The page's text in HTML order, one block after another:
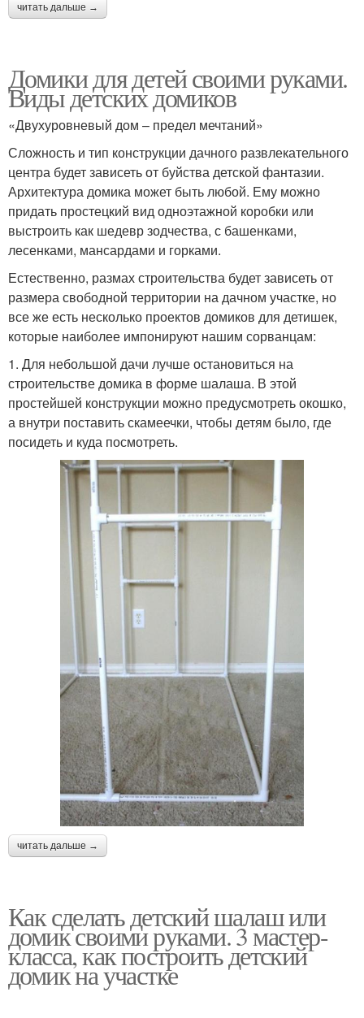
читать дальше →
Домики для детей своими руками.
Виды детских домиков
«Двухуровневый дом – предел мечтаний»
Сложность и тип конструкции дачного развлекательного
центра будет зависеть от буйства детской фантазии.
Архитектура домика может быть любой. Ему можно
придать простецкий вид одноэтажной коробки или
выстроить как шедевр зодчества, с башенками,
лесенками, мансардами и горками.
Естественно, размах строительства будет зависеть от
размера свободной территории на дачном участке, но
все же есть несколько проектов домиков для детишек,
которые наиболее импонируют нашим сорванцам:
1. Для небольшой дачи лучше остановиться на
строительстве домика в форме шалаша. В этой
простейшей конструкции можно предусмотреть окошко,
а внутри поставить скамеечки, чтобы детям было, где
посидеть и куда посмотреть.
читать дальше →
Как сделать детский шалаш или
домик своими руками. 3 мастер-
класса, как построить детский
домик на участке